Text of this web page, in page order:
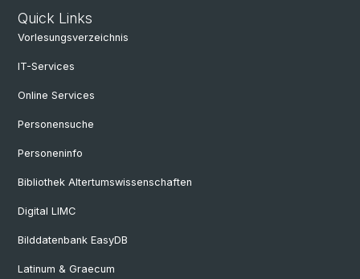
Quick Links
Vorlesungsverzeichnis
IT-Services
Online Services
Personensuche
Personeninfo
Bibliothek Altertumswissenschaften
Digital LIMC
Bilddatenbank EasyDB
Latinum & Graecum